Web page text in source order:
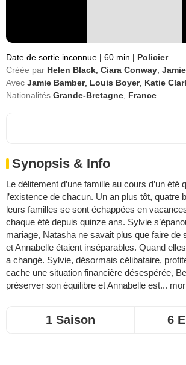
Date de sortie inconnue | 60 min | Policier
Créée par Helen Black Ciara Conway
Avec Jamie Bamber, Louis Boyer, Katie
Nationalités Grande-Bretagne France
Synopsis & Info
Le délitement d’une famille au cours d’un été
l’existence de chacun. Un an plus tôt,
leurs familles se sont échappées en
chaque été depuis quinze ans. Sylvie
mariage, Natasha ne savait plus que faire de
et Annabelle étaient inséparables. Quand
a changé. Sylvie, désormais célibataire,
cache une situation financière désespérée,
préserver son équilibre et Annabelle est...
1 Saison 6